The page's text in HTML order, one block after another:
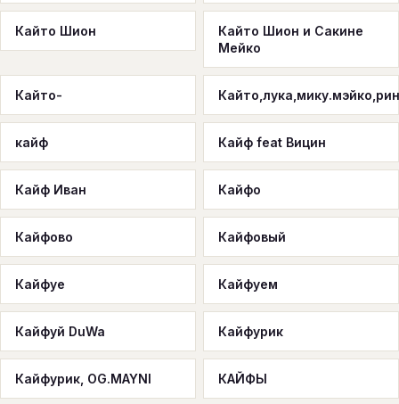
Кайто Шион
Кайто Шион и Сакине
Мейко
Кайто- Кайто,лука,мику.мэйко,рин
кайф Кайф feat Вицин
Кайф Иван Кайфо
Кайфово Кайфовый
Кайфуе Кайфуем
Кайфуй DuWa Кайфурик
Кайфурик, OG.MAYNI КАЙФЫ